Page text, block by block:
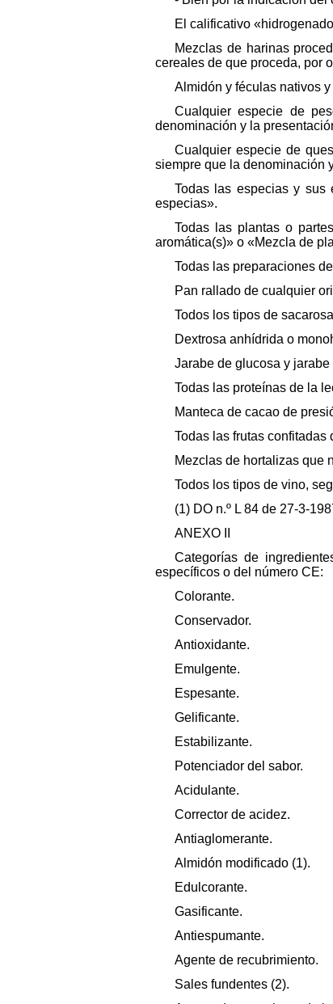
El calificativo
Mezclas de harinas
cereales de que proceda, por
Almidón y féculas nativos
Cualquier especie de
denominación y la
Cualquier especie de
siempre que la denominación
Todas las especias y sus
especias».
Todas las plantas o
aromática(s)» o «Mezcla de
Todas las preparaciones
Pan rallado de cualquier
Todos los tipos de
Dextrosa anhídrida o
Jarabe de glucosa y
Todas las proteínas de la
Manteca de cacao de
Todas las frutas confitadas
Mezclas de hortalizas que
Todos los tipos de vino,
(1) DO n.º L 84 de 27-3-
ANEXO II
Categorías de
específicos o del número CE:
Colorante.
Conservador.
Antioxidante.
Emulgente.
Espesante.
Gelificante.
Estabilizante.
Potenciador del sabor.
Acidulante.
Corrector de acidez.
Antiaglomerante.
Almidón modificado (1).
Edulcorante.
Gasificante.
Antiespumante.
Agente de recubrimiento.
Sales fundentes (2).